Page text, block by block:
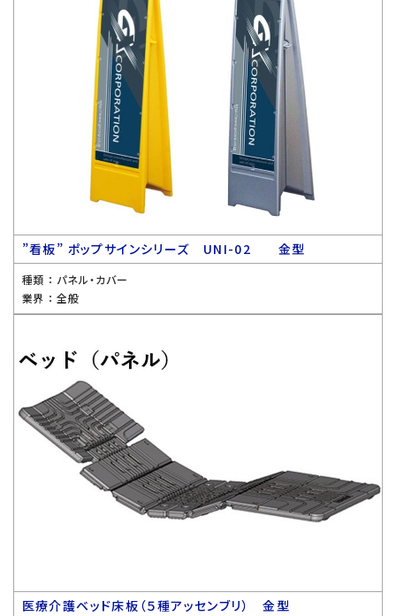
”看板” ポップサインシリーズ UNI-02 金型
種類 ： パネル・カバー
業界 ： 全般
医療介護ベッド床板（５種アッセンブリ） 金型